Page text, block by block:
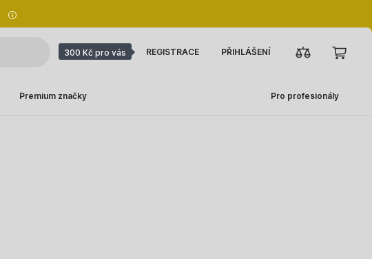
300 Kč pro vás REGISTRACE PŘIHLÁŠENÍ
Premium značky Pro profesionály